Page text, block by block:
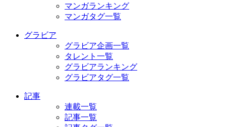
マンガランキング
マンガタグ一覧
グラビア
グラビア企画一覧
タレント一覧
グラビアランキング
グラビアタグ一覧
記事
連載一覧
記事一覧